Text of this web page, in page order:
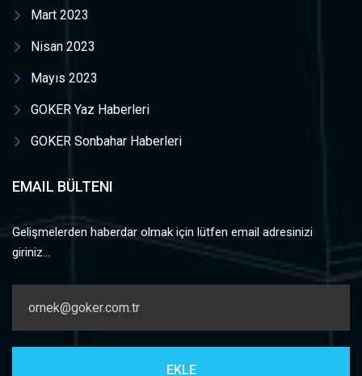
Mart 2023
Nisan 2023
Mayıs 2023
GOKER Yaz Haberleri
GOKER Sonbahar Haberleri
EMAIL BÜLTENI
Gelişmelerden haberdar olmak için lütfen email adresinizi
giriniz...